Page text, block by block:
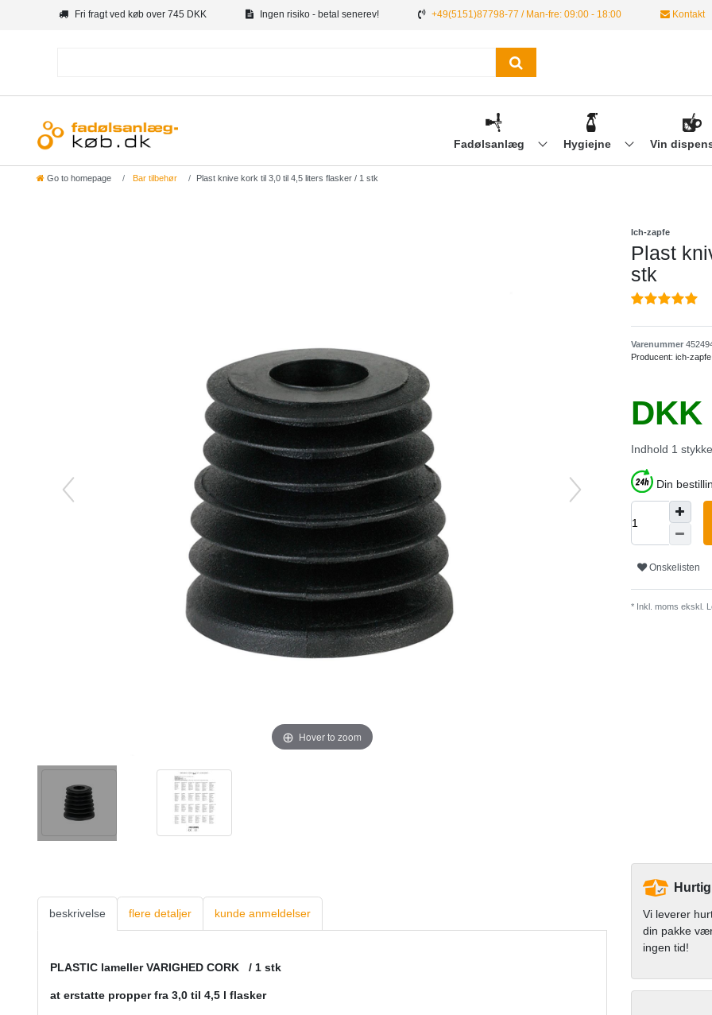
Fri fragt ved køb over 745 DKK Ingen risiko - betal senerev! +49(5151)87798-77 / Man-fre: 09:00 - 18:00 Kontakt
Fadølsanlæg Hygiejne Vin
Go to homepage Bar tilbehør Plast knive kork til 3,0 til 4,5 liters flasker / 1 stk
Hover to zoom
Ich-zapfe
Plast
stk
Varenummer
Producent: ich-zapfe
DKK
Indhold 1 stykke
Din
Onskelisten
* Inkl. moms ekskl.
beskrivelse flere detaljer kunde anmeldelser
PLASTIC lameller VARIGHED CORK / 1 stk
at erstatte propper fra 3,0 til 4,5 l flasker
Vi leverer
din pakke
ingen tid!